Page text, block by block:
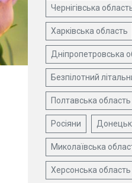
Чернігівська
Харківська область
Дніпропетровська
Безпілотний
Полтавська область
Росіяни
Миколаївська
Херсонська область